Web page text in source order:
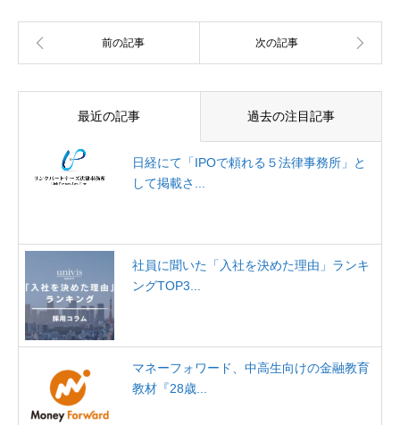
最近の記事 過去の注目記事
日経にて「IPOで頼れる５法律事務所」と
して掲載さ...
社員に聞いた「入社を決めた理由」ランキ
ングTOP3...
マネーフォワード、中高生向けの金融教育
教材『28歳...